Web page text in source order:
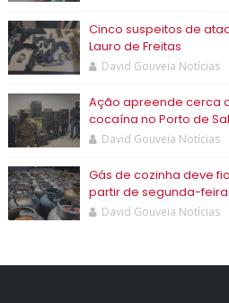
Cinco suspeitos de
Lauro de Freitas
David Gouveia Notícias
Ação apreende cerca
cocaína no Porto de
David Gouveia Notícias
Gás de cozinha deve
partir de segunda-feira
David Gouveia Notícias